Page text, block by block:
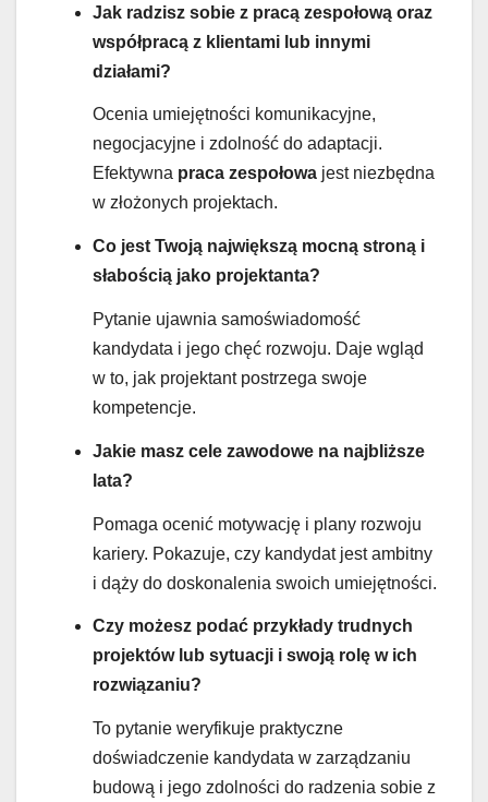
Jak radzisz sobie z pracą zespołową oraz
współpracą z klientami lub innymi
działami?
Ocenia umiejętności komunikacyjne,
negocjacyjne i zdolność do adaptacji.
Efektywna praca zespołowa jest niezbędna
w złożonych projektach.
Co jest Twoją największą mocną stroną i
słabością jako projektanta?
Pytanie ujawnia samoświadomość
kandydata i jego chęć rozwoju. Daje wgląd
w to, jak projektant postrzega swoje
kompetencje.
Jakie masz cele zawodowe na najbliższe
lata?
Pomaga ocenić motywację i plany rozwoju
kariery. Pokazuje, czy kandydat jest ambitny
i dąży do doskonalenia swoich umiejętności.
Czy możesz podać przykłady trudnych
projektów lub sytuacji i swoją rolę w ich
rozwiązaniu?
To pytanie weryfikuje praktyczne
doświadczenie kandydata w zarządzaniu
budową i jego zdolności do radzenia sobie z